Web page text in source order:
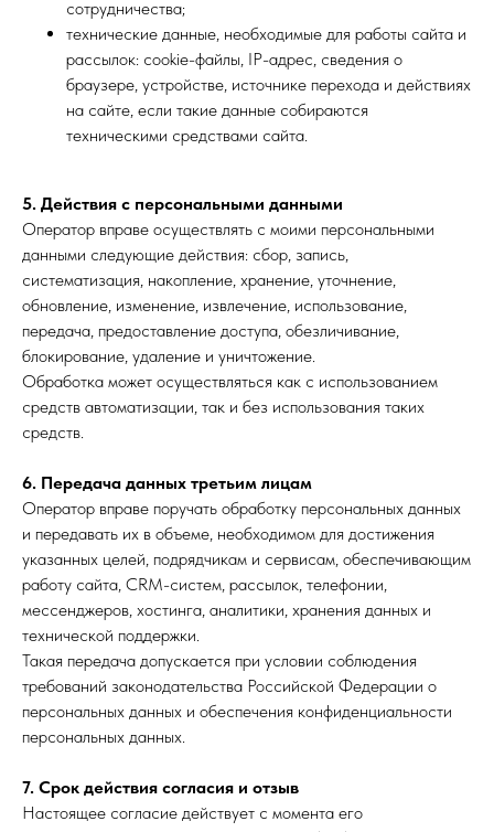
сотрудничества;
технические данные, необходимые для работы сайта и
рассылок: cookie-файлы, IP-адрес, сведения о
браузере, устройстве, источнике перехода и действиях
на сайте, если такие данные собираются
техническими средствами сайта.
5. Действия с персональными данными
Оператор вправе осуществлять с моими персональными
данными следующие действия: сбор, запись,
систематизация, накопление, хранение, уточнение,
обновление, изменение, извлечение, использование,
передача, предоставление доступа, обезличивание,
блокирование, удаление и уничтожение.
Обработка может осуществляться как с использованием
средств автоматизации, так и без использования таких
средств.
6. Передача данных третьим лицам
Оператор вправе поручать обработку персональных данных
и передавать их в объеме, необходимом для достижения
указанных целей, подрядчикам и сервисам, обеспечивающим
работу сайта, CRM-систем, рассылок, телефонии,
мессенджеров, хостинга, аналитики, хранения данных и
технической поддержки.
Такая передача допускается при условии соблюдения
требований законодательства Российской Федерации о
персональных данных и обеспечения конфиденциальности
персональных данных.
7. Срок действия согласия и отзыв
Настоящее согласие действует с момента его
Обсудим
сотрудничество?
Свяжитесь с нами любым
или оставьте свои контакты